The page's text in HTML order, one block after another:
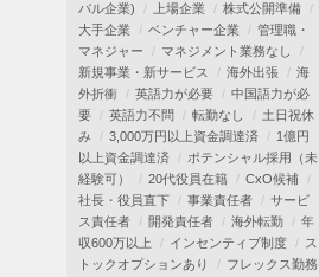
バル企業)
上場企業
株式公開準備
大手企業
ベンチャー企業
管理職・
マネジャー
マネジメント業務なし
新規事業・新サービス
海外出張
海
外折衝
英語力が必要
中国語力が必
要
英語力不問 転勤なし
土日祝休
み
3,000万円以上資金調達済
1億円
以上資金調達済
ポテンシャル採用（未
経験可）
20代役員在籍
CxO候補
社長・役員直下
事業責任者
サービ
ス責任者
開発責任者 海外転勤
年
収600万以上
インセンティブ制度
ス
トックオプションあり
フレックス勤務